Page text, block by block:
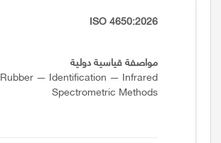
ISO 4650:2026
مواصفة قياسية دولية
Rubber — Identification — Infrared
Spectrometric Methods